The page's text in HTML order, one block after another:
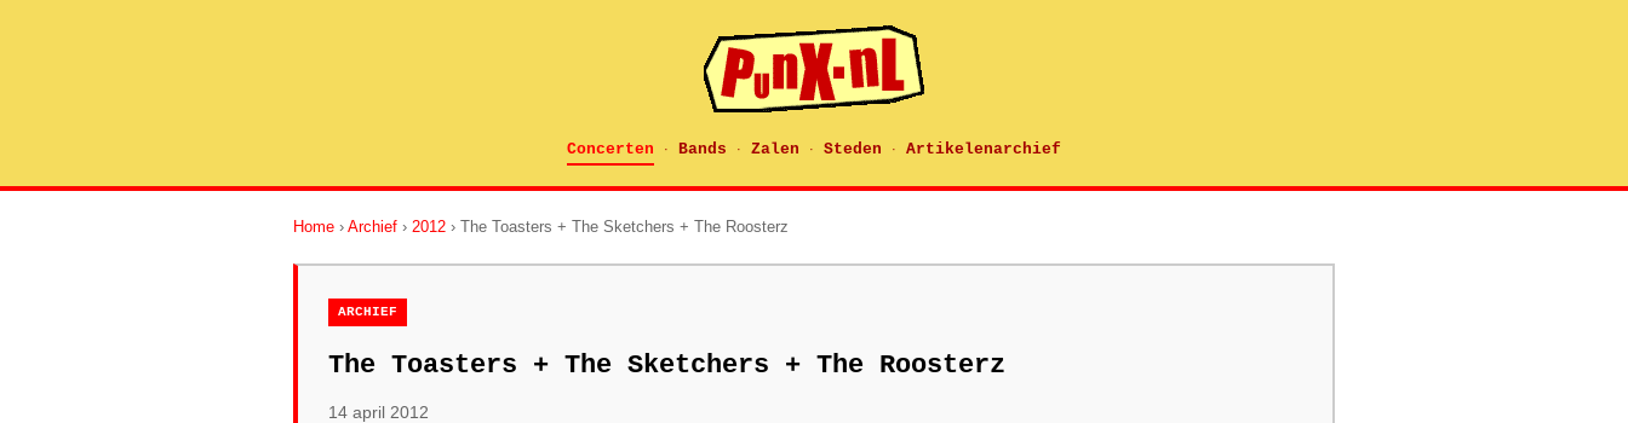
Concerten · Bands · Zalen · Steden · Artikelenarchief
Home › Archief › 2012 › The Toasters + The Sketchers + The Roosterz
ARCHIEF
The Toasters + The Sketchers + The Roosterz
14 april 2012